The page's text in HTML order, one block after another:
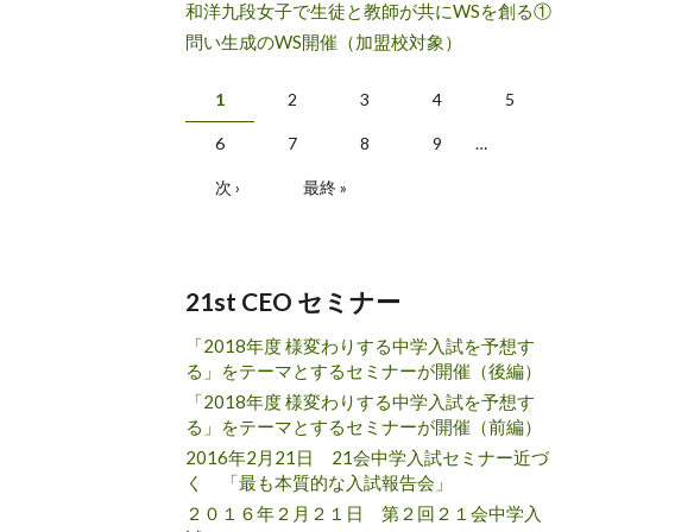
和洋九段女子で生徒と教師が共にWSを創る①
問い生成のWS開催（加盟校対象）
ページ
1 2 3 4 5
6 7 8 9 …
次 › 最終 »
21st CEO セミナー
「2018年度 様変わりする中学入試を予想す
る」をテーマとするセミナーが開催（後編）
「2018年度 様変わりする中学入試を予想す
る」をテーマとするセミナーが開催（前編）
2016年2月21日 21会中学入試セミナー近づ
く 「最も本質的な入試報告会」
２０１６年２月２１日 第２回２１会中学入